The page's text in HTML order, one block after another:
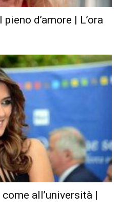
d’amore | L’ora
all’università |